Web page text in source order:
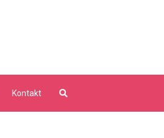
Kontakt